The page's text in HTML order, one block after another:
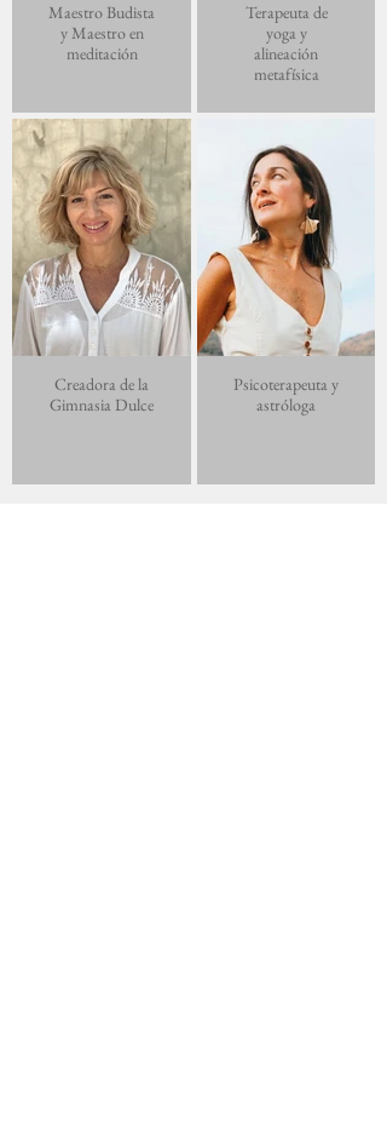
Maestro Budista
y Maestro en
meditación
Terapeuta de
yoga y
alineación
metafísica
Creadora de la
Gimnasia Dulce
Psicoterapeuta y
astróloga